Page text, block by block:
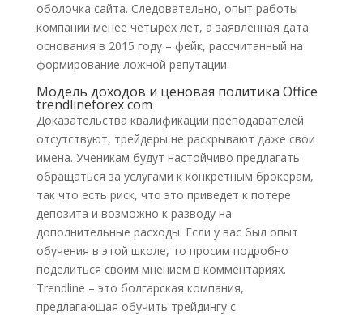
оболочка сайта. Следовательно, опыт работы
компании менее четырех лет, а заявленная дата
основания в 2015 году – фейк, рассчитанный на
формирование ложной репутации.
Модель доходов и ценовая политика Office
trendlineforex com
Доказательства квалификации преподавателей
отсутствуют, трейдеры не раскрывают даже свои
имена. Ученикам будут настойчиво предлагать
обращаться за услугами к конкретным брокерам,
так что есть риск, что это приведет к потере
депозита и возможно к разводу на
дополнительные расходы. Если у вас был опыт
обучения в этой школе, то просим подробно
поделиться своим мнением в комментариях.
Trendline – это болгарская компания,
предлагающая обучить трейдингу с